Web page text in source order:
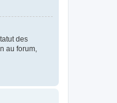
des
au forum,